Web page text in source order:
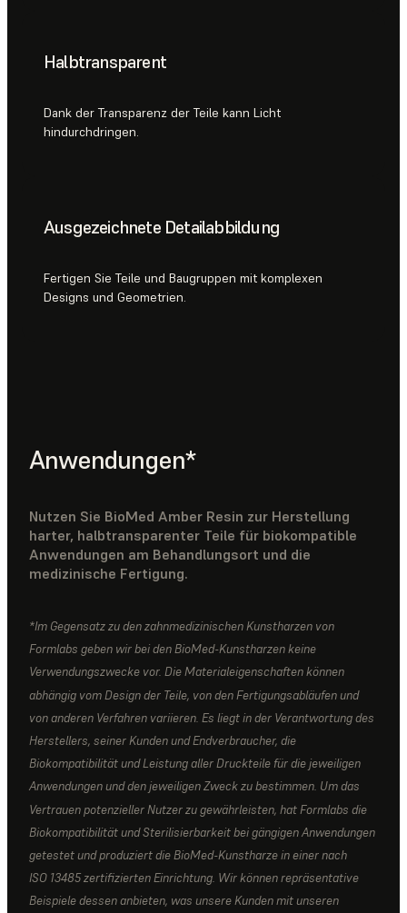
Halbtransparent
Dank der Transparenz der Teile kann Licht
hindurchdringen.
Ausgezeichnete Detailabbildung
Fertigen Sie Teile und Baugruppen mit komplexen
Designs und Geometrien.
Anwendungen*
Nutzen Sie BioMed Amber Resin zur Herstellung
harter, halbtransparenter Teile für biokompatible
Anwendungen am Behandlungsort und die
medizinische Fertigung.
*Im Gegensatz zu den zahnmedizinischen Kunstharzen von
Formlabs geben wir bei den BioMed-Kunstharzen keine
Verwendungszwecke vor. Die Materialeigenschaften können
abhängig vom Design der Teile, von den Fertigungsabläufen und
von anderen Verfahren variieren. Es liegt in der Verantwortung des
Herstellers, seiner Kunden und Endverbraucher, die
Biokompatibilität und Leistung aller Druckteile für die jeweiligen
Anwendungen und den jeweiligen Zweck zu bestimmen. Um das
Vertrauen potenzieller Nutzer zu gewährleisten, hat Formlabs die
Biokompatibilität und Sterilisierbarkeit bei gängigen Anwendungen
getestet und produziert die BioMed-Kunstharze in einer nach
ISO 13485 zertifizierten Einrichtung. Wir können repräsentative
Beispiele dessen anbieten, was unsere Kunden mit unseren